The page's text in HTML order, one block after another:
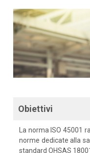
Obiettivi
La norma ISO 45001
norme dedicate alla
standard OHSAS